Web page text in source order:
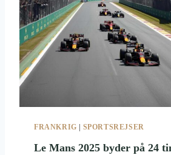
A
E
2
–
U
T
FRANKRIG | SPORTSREJSER
Le Mans 2025 byder på 24